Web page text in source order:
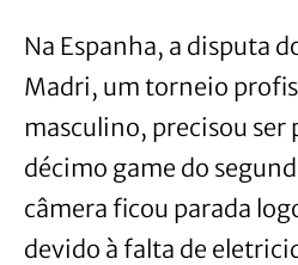
Na Espanha, a disputa
Madri, um torneio
masculino, precisou ser
décimo game do
câmera ficou parada
devido à falta de